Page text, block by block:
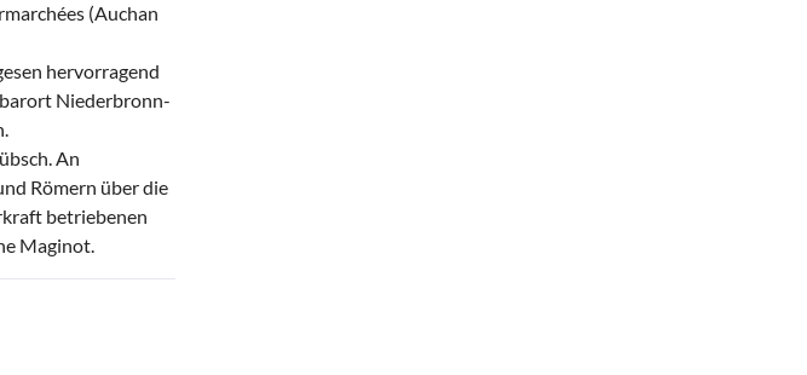
(Auchan
hervorragend
Niederbronn-
An
Römern über die
betriebenen
Maginot.